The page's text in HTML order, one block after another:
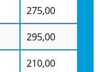
275,00
295,00
210,00